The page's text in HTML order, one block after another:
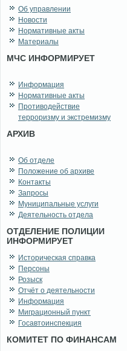
Об управлении
Новости
Нормативные акты
Материалы
МЧС ИНФОРМИРУЕТ
Информация
Нормативные акты
Противодействие
терроризму и экстремизму
АРХИВ
Об отделе
Положение об архиве
Контакты
Запросы
Муниципальные услуги
Деятельность отдела
ОТДЕЛЕНИЕ ПОЛИЦИИ
ИНФОРМИРУЕТ
Историческая справка
Персоны
Розыск
Отчёт о деятельности
Информация
Миграционный пункт
Госавтоинспекция
КОМИТЕТ ПО ФИНАНСАМ